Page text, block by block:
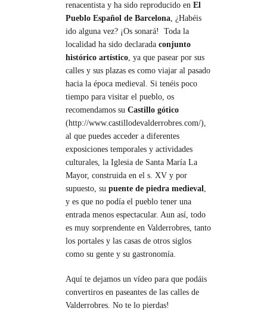
renacentista y ha sido reproducido en El
Pueblo Español de Barcelona, ¿Habéis
ido alguna vez? ¡Os sonará! Toda la
localidad ha sido declarada conjunto
histórico artístico, ya que pasear por sus
calles y sus plazas es como viajar al pasado
hacia la época medieval. Si tenéis poco
tiempo para visitar el pueblo, os
recomendamos su Castillo gótico
(http://www.castillodevalderrobres.com/),
al que puedes acceder a diferentes
exposiciones temporales y actividades
culturales, la Iglesia de Santa María La
Mayor, construida en el s. XV y por
supuesto, su puente de piedra medieval,
y es que no podía el pueblo tener una
entrada menos espectacular. Aun así, todo
es muy sorprendente en Valderrobres, tanto
los portales y las casas de otros siglos
como su gente y su gastronomía.
Aquí te dejamos un vídeo para que podáis
convertiros en paseantes de las calles de
Valderrobres. No te lo pierdas!